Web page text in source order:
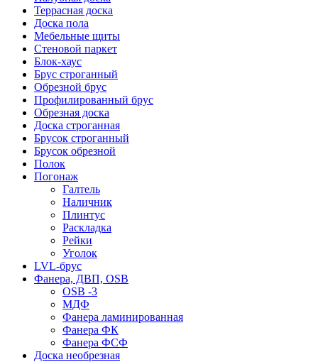
Террасная доска
Доска пола
Мебельные щиты
Стеновой паркет
Блок-хаус
Брус строганный
Обрезной брус
Профилированный брус
Обрезная доска
Доска строганная
Брусок строганный
Брусок обрезной
Полок
Погонаж
Галтель
Наличник
Плинтус
Раскладка
Рейки
Уголок
LVL-брус
Фанера, ДВП, OSB
OSB -3
МДФ
Фанера ламинированная
Фанера ФК
Фанера ФСФ
Доска необрезная